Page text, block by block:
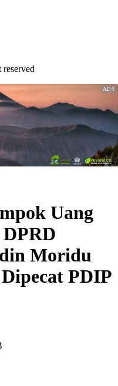
Uang
Moridu
PDIP